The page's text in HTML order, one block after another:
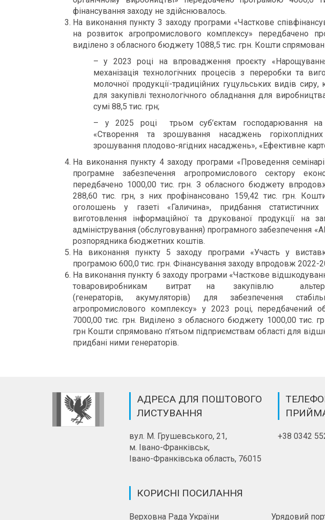
фінансування заходу не здійснювалось.
На виконання пункту 3 заходу програми «Часткове
на розвиток агропромислового комплексу» передбачено
виділено з обласного бюджету 1088,5 тис. грн. Кошти
– у 2023 році на впровадження проєкту
механізація технологічних процесів з переробки та
молочної продукції-традиційних гуцульських видів сиру,
для закупівлі технологічного обладнання для
сумі 88,5 тис. грн;
– у 2025 році трьом суб’єктам господарювання на
«Створення та зрошування насаджень
зрошування плодово-ягідних насаджень», «Ефективне
На виконання пункту 4 заходу програми «Проведення
програмне забезпечення агропромислового сектору
передбачено 1000,00 тис. грн. З обласного бюджету
288,60 тис. грн, з них профінансовано 159,42 тис. грн.
оголошень у газеті «Галичина», придбання
виготовлення інформаційної та друкованої продукції на
адміністрування (обслуговування) програмного забезпечення
розпорядника бюджетних коштів.
На виконання пункту 5 заходу програми «Участь у
програмою 600,0 тис. грн. Фінансування заходу впродовж 2022-
На виконання пункту 6 заходу програми «Часткове
товаровиробникам витрат на закупівлю
(генераторів, акумуляторів) для забезпечення
агропромислового комплексу» у 2023 році, передбачений
7000,00 тис. грн. Виділено з обласного бюджету 1000,00 тис.
грн Кошти спрямовано п’ятьом підприємствам області для
придбані ними генераторів.
АДРЕСА ДЛЯ ПОШТОВОГО
ЛИСТУВАННЯ
вул. М. Грушевського, 21,
м. Івано-Франківськ,
Івано-Франківська область, 76015
+38 0342
КОРИСНІ ПОСИЛАННЯ
Верховна Рада України Урядовий